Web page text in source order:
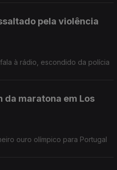
pela violência
à rádio, escondido da polícia
da maratona em Los
ouro olímpico para Portugal